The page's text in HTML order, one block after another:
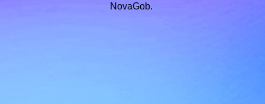
NovaGob.